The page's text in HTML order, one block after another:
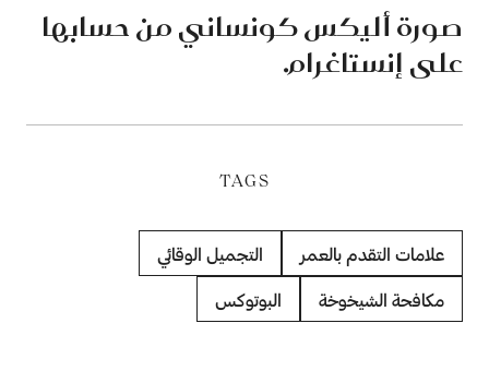
صورة أليكس كونساني من حسابها
على إنستاغرام.
TAGS
علامات التقدم بالعمر التجميل الوقائي
مكافحة الشيخوخة البوتوكس